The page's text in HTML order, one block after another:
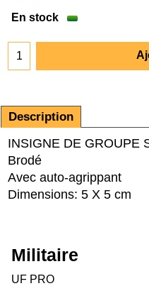
En stock
Description
INSIGNE DE GROUPE
Brodé
Avec auto-agrippant
Dimensions: 5 X 5 cm
Militaire
UF PRO